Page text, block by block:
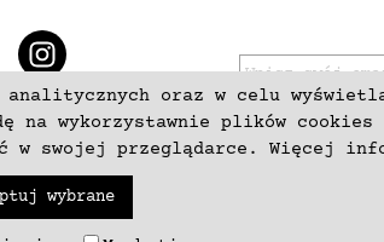
oraz w celu
wykorzystawnie plików cookies
w swojej przeglądarce. Więcej
wybrane